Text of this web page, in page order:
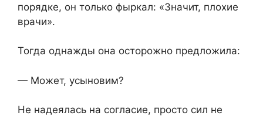
порядке, он только фыркал: «Значит, плохие
врачи».
Тогда однажды она осторожно предложила:
— Может, усыновим?
Не надеялась на согласие, просто сил не